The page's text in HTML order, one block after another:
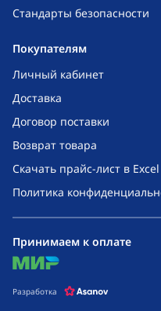
Стандарты безопасности
Покупателям
Личный кабинет
Доставка
Договор поставки
Возврат товара
Скачать прайс-лист в Excel
Политика
Принимаем к оплате
mir
Разработка